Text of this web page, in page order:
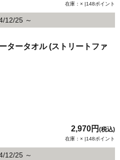
在庫：× |148ポイント
12/25 ～
タータオル (ストリートファ
2,970円 (税込)
在庫：× |148ポイント
12/25 ～